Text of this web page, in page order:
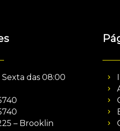
das 08:00
– Brooklin